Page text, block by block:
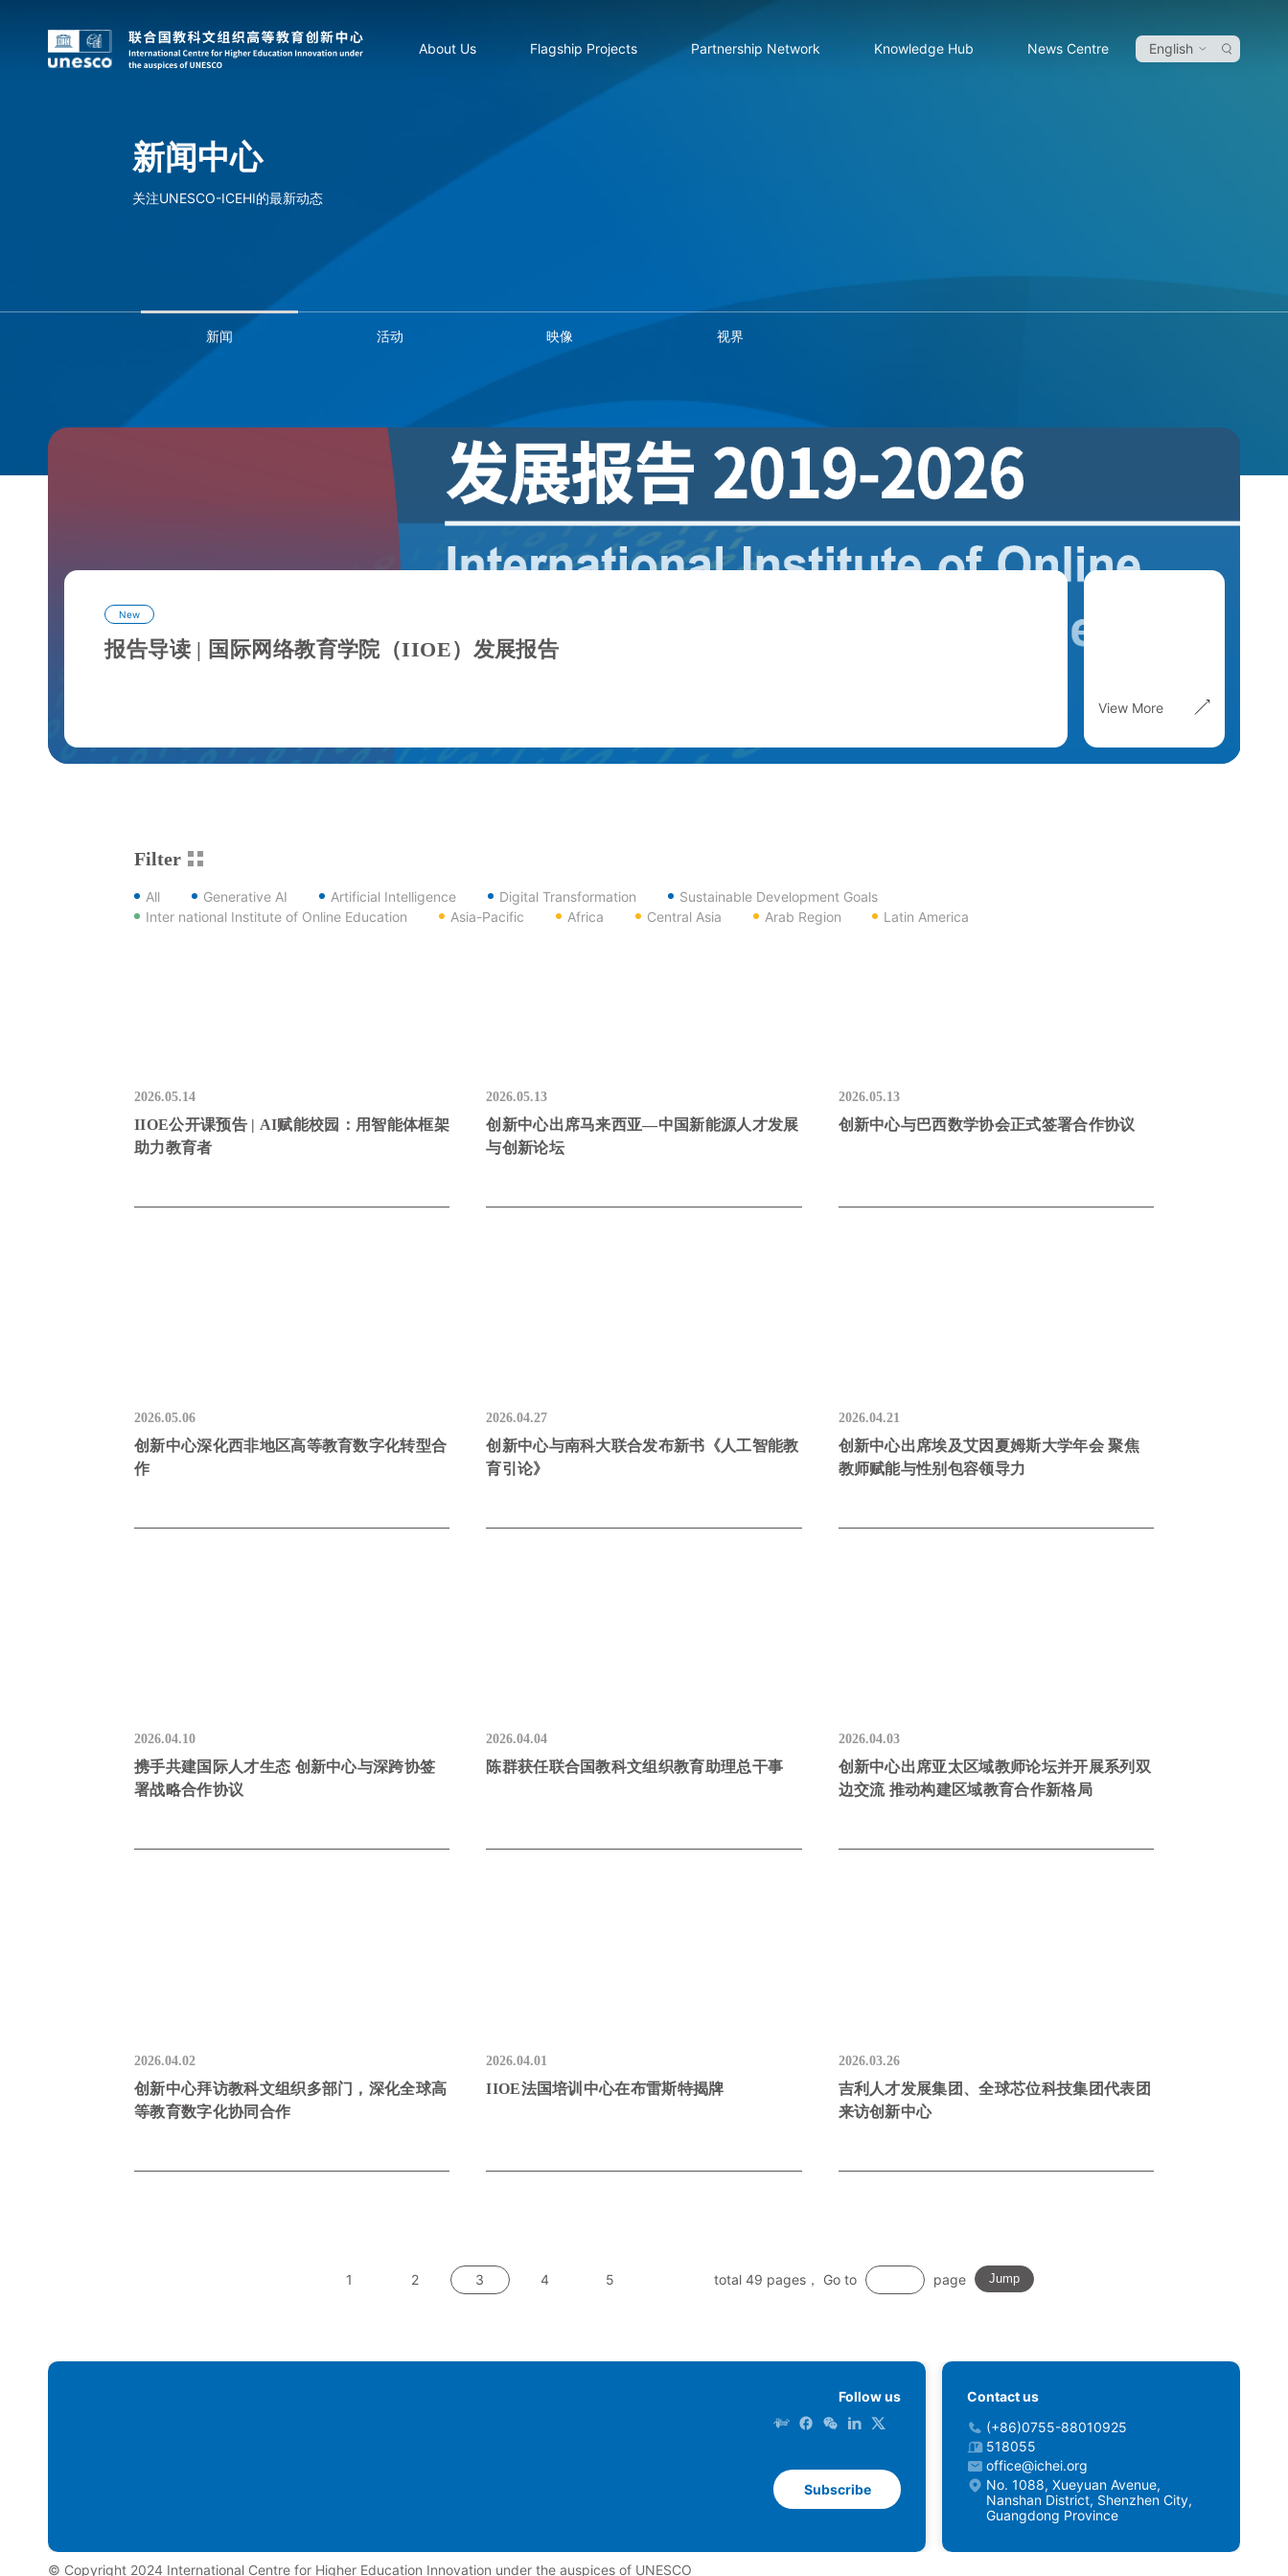
English
About Us Flagship Projects Partnership Network Knowledge Hub News Centre
新闻中心
关注UNESCO-ICEHI的最新动态
新闻 活动 映像 视界
New
报告导读 | 国际网络教育学院（IIOE）发展报告
View More
Filter
All Generative AI Artificial Intelligence Digital Transformation
Sustainable Development Goals
Inter national Institute of Online Education
Asia-Pacific Africa Central Asia Arab Region Latin America
2026.05.14
IIOE公开课预告 | AI赋能校园：用智能体框架
助力教育者
2026.05.13
创新中心出席马来西亚—中国新能源人才发展
与创新论坛
2026.05.13
创新中心与巴西数学协会正式签署合作协议
2026.05.06
创新中心深化西非地区高等教育数字化转型合
作
2026.04.27
创新中心与南科大联合发布新书《人工智能教
育引论》
2026.04.21
创新中心出席埃及艾因夏姆斯大学年会 聚焦
教师赋能与性别包容领导力
2026.04.10
携手共建国际人才生态 创新中心与深跨协签
署战略合作协议
2026.04.04
陈群获任联合国教科文组织教育助理总干事
2026.04.03
创新中心出席亚太区域教师论坛并开展系列双
边交流 推动构建区域教育合作新格局
2026.04.02
创新中心拜访教科文组织多部门，深化全球高
等教育数字化协同合作
2026.04.01
IIOE法国培训中心在布雷斯特揭牌
2026.03.26
吉利人才发展集团、全球芯位科技集团代表团
来访创新中心
1 2 3 4 5 total 49 pages， Go to page Jump
Follow us
Subscribe
Contact us
(+86)0755-88010925
518055
office@ichei.org
No. 1088, Xueyuan Avenue,
Nanshan District, Shenzhen City,
Guangdong Province
©️ Copyright 2024 International Centre for Higher Education Innovation under the auspices of UNESCO